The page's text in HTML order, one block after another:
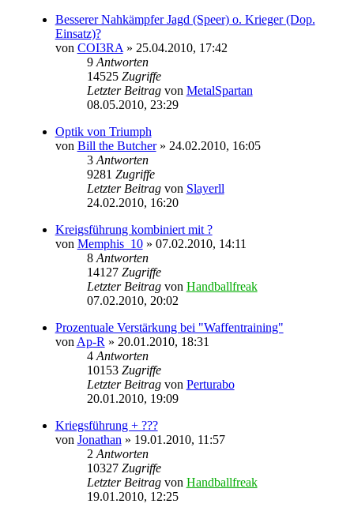
Besserer Nahkämpfer Jagd (Speer) o. Krieger (Dop.
Einsatz)?
von COI3RA » 25.04.2010, 17:42
9 Antworten
14525 Zugriffe
Letzter Beitrag von MetalSpartan
08.05.2010, 23:29
Optik von Triumph
von Bill the Butcher» 24.02.2010, 16:05
3 Antworten
9281 Zugriffe
Letzter Beitrag von Slayerll
24.02.2010, 16:20
Kreigsführung kombiniert mit ?
von Memphis_10» 07.02.2010, 14:11
8 Antworten
14127 Zugriffe
Letzter Beitrag von Handballfreak
07.02.2010, 20:02
Prozentuale Verstärkung bei "Waffentraining"
von Ap-R » 20.01.2010, 18:31
4 Antworten
10153 Zugriffe
Letzter Beitrag von Perturabo
20.01.2010, 19:09
Kriegsführung + ???
von Jonathan » 19.01.2010, 11:57
2 Antworten
10327 Zugriffe
Letzter Beitrag von Handballfreak
19.01.2010, 12:25